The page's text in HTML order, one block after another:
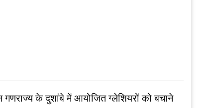
गणराज्य के दुशांबे में आयोजित ग्लेशियरों को बचाने